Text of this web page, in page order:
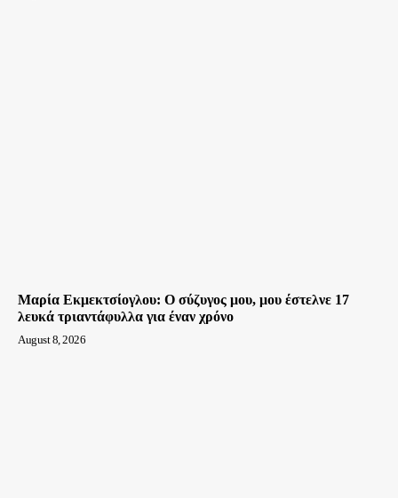
Μαρία Εκμεκτσίογλου: O σύζυγος μου, μου έστελνε 17
λευκά τριαντάφυλλα για έναν χρόνο
August 8, 2026